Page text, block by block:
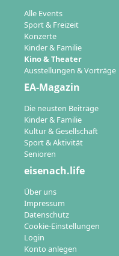
Alle Events
Sport & Freizeit
Konzerte
Kinder & Familie
Kino & Theater
Ausstellungen & Vorträge
EA-Magazin
Die neusten Beiträge
Kinder & Familie
Kultur & Gesellschaft
Sport & Aktivität
Senioren
eisenach.life
Über uns
Impressum
Datenschutz
Cookie-Einstellungen
Login
Konto anlegen